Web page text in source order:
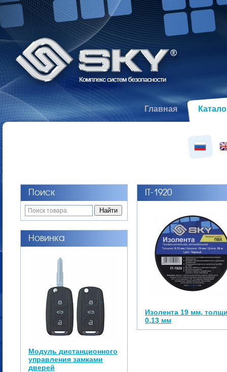
Главная
Поиск
Новинка
Модуль дистанционного
управления замками
дверей
IT-1920
Изолента 19 мм,
0,13 мм